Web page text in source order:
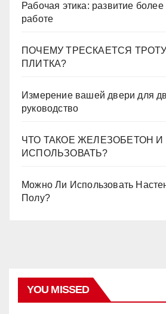
Рабочая этика: развитие
работе
ПОЧЕМУ ТРЕСКАЕТСЯ
ПЛИТКА?
Измерение вашей двери для
руководство
ЧТО ТАКОЕ ЖЕЛЕЗОБЕТОН И
ИСПОЛЬЗОВАТЬ?
Можно Ли Использовать
Полу?
YOU MISSED